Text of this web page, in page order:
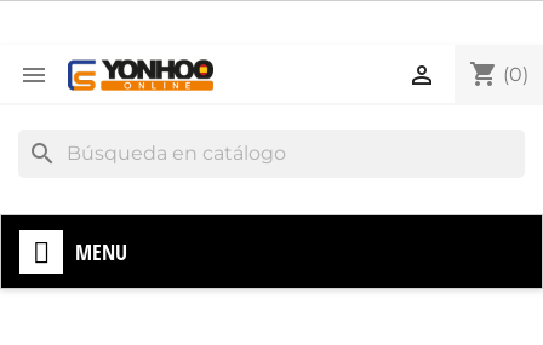
 shopping_cart (0)

search
MENU